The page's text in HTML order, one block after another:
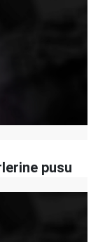
pusu